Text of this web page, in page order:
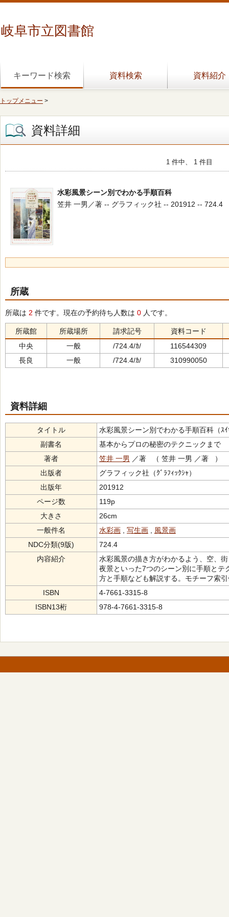
岐阜市立図書館
キーワード検索 資料検索 資料紹介
トップメニュー >
資料詳細
1 件中、 1 件目
水彩風景シーン別でわかる手順百科
笠井 一男／著 -- グラフィック社 -- 201912 -- 724.4
所蔵
所蔵は 2 件です。現在の予約待ち人数は 0 人です。
所蔵館 所蔵場所 請求記号
資料コード
中央
一般 /724.4/ｶ/
116544309
長良
一般 /724.4/ｶ/ 310990050
資料詳細
タイトル
水彩風景シーン別でわかる手順百科（ｽｲ
副書名
基本からプロの秘密のテクニックまで
著者
笠井 一男 ／著 （ 笠井 一男 ／著 ）
出版者
グラフィック社（ｸﾞﾗﾌｨｯｸｼｬ）
出版年
201912
ページ数
119p
大きさ
26cm
一般件名
水彩画 写生画
風景画
NDC分類(9版)
724.4
内容紹介
水彩風景の描き方がわかるよう、空、
夜景といった7つのシーン別に手順と
方と手順なども解説する。モチーフ索
ISBN
4-7661-3315-8
ISBN13桁
978-4-7661-3315-8